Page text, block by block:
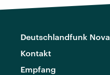
Deutschlandfunk Nova
Kontakt
Empfang